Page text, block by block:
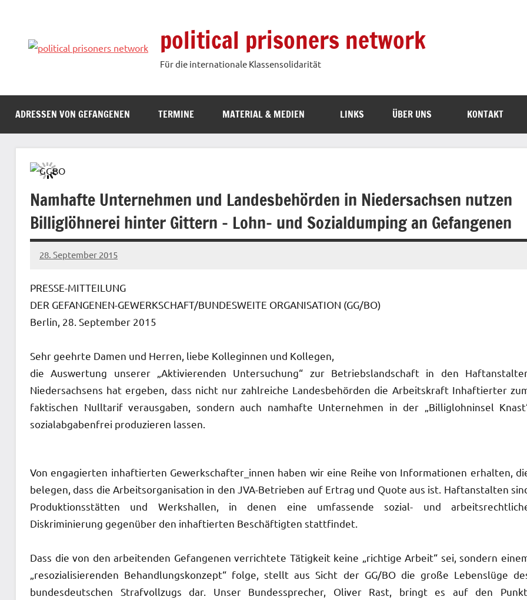
springen
political prisoners network
Für die internationale Klassensolidarität
ADRESSEN VON GEFANGENEN TERMINE MATERIAL & MEDIEN LINKS ÜBER UNS KONTAKT
Namhafte Unternehmen und Landesbehörden in Niedersachsen nutzen
Billiglöhnerei hinter Gittern – Lohn- und Sozialdumping an Gefangenen
28. September 2015
admin
PRESSE-MITTEILUNG
DER GEFANGENEN-GEWERKSCHAFT/BUNDESWEITE ORGANISATION (GG/BO)
Berlin, 28. September 2015
Sehr geehrte Damen und Herren, liebe Kolleginnen und Kollegen,
die Auswertung unserer „Aktivierenden Untersuchung“ zur Betriebslandschaft in den
Niedersachsens hat ergeben, dass nicht nur zahlreiche Landesbehörden die Arbeitskraft Inhaftierter
faktischen Nulltarif verausgaben, sondern auch namhafte Unternehmen in der „Billiglohninsel
sozialabgabenfrei produzieren lassen.
Von engagierten inhaftierten Gewerkschafter_innen haben wir eine Reihe von Informationen erhalten,
belegen, dass die Arbeitsorganisation in den JVA-Betrieben auf Ertrag und Quote aus ist. Haftanstalten
Produktionsstätten und Werkshallen, in denen eine umfassende sozial- und
Diskriminierung gegenüber den inhaftierten Beschäftigten stattfindet.
Dass die von den arbeitenden Gefangenen verrichtete Tätigkeit keine „richtige Arbeit“ sei, sondern
„resozialisierenden Behandlungskonzept“ folge, stellt aus Sicht der GG/BO die große Lebenslüge
bundesdeutschen Strafvollzugs dar. Unser Bundessprecher, Oliver Rast, bringt es auf den